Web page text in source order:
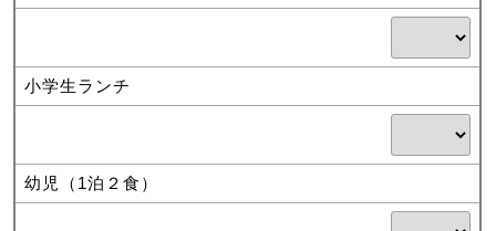
小学生ランチ
幼児（1泊２食）